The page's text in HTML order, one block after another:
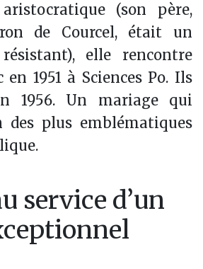
(son père,
de Courcel, était un
elle rencontre
en 1951 à Sciences Po. Ils
1956. Un mariage qui
des plus emblématiques
service d’un